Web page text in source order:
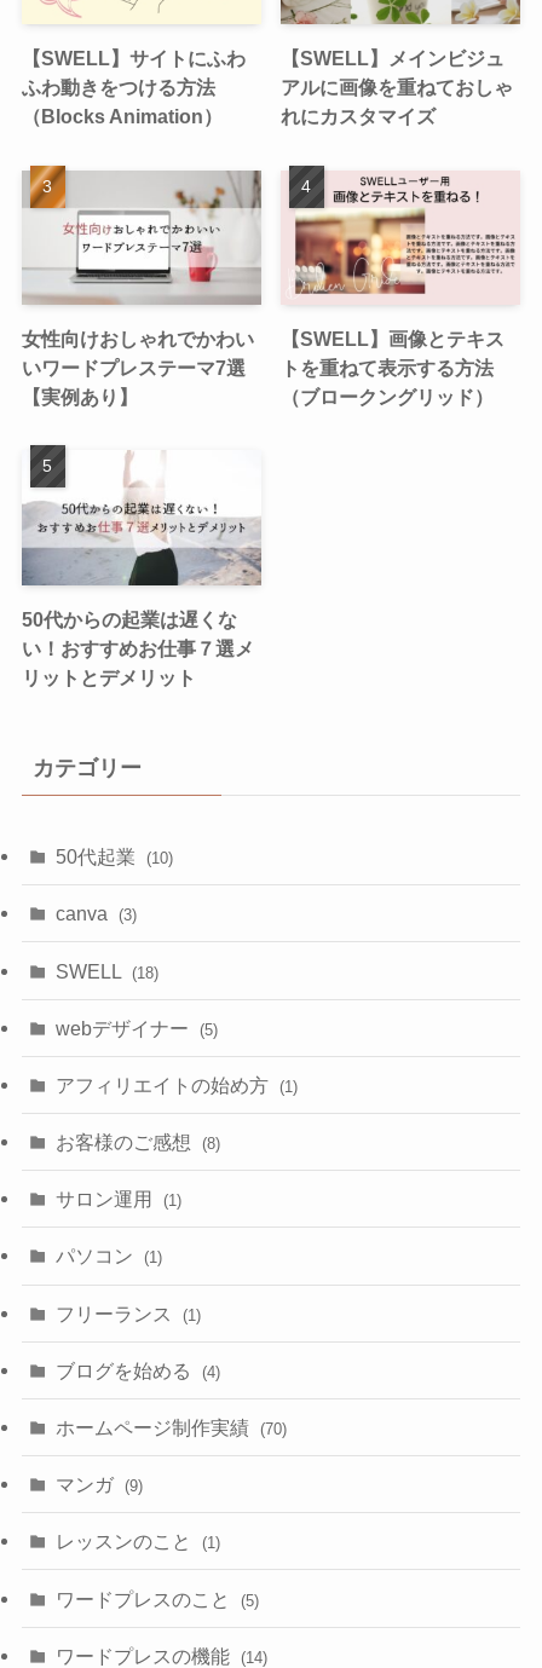
【SWELL】サイトにふわ
ふわ動きをつける方法
（Blocks Animation）
【SWELL】メインビジュ
アルに画像を重ねておしゃ
れにカスタマイズ
女性向けおしゃれでかわい
いワードプレステーマ7選
【実例あり】
【SWELL】画像とテキス
トを重ねて表示する方法
（ブロークングリッド）
50代からの起業は遅くな
い！おすすめお仕事７選メ
リットとデメリット
カテゴリー
50代起業 (10)
canva (3)
SWELL (18)
webデザイナー (5)
アフィリエイトの始め方 (1)
お客様のご感想 (8)
サロン運用 (1)
パソコン (1)
フリーランス (1)
ブログを始める (4)
ホームページ制作実績 (70)
マンガ (9)
レッスンのこと (1)
ワードプレスのこと (5)
ワードプレスの機能 (14)